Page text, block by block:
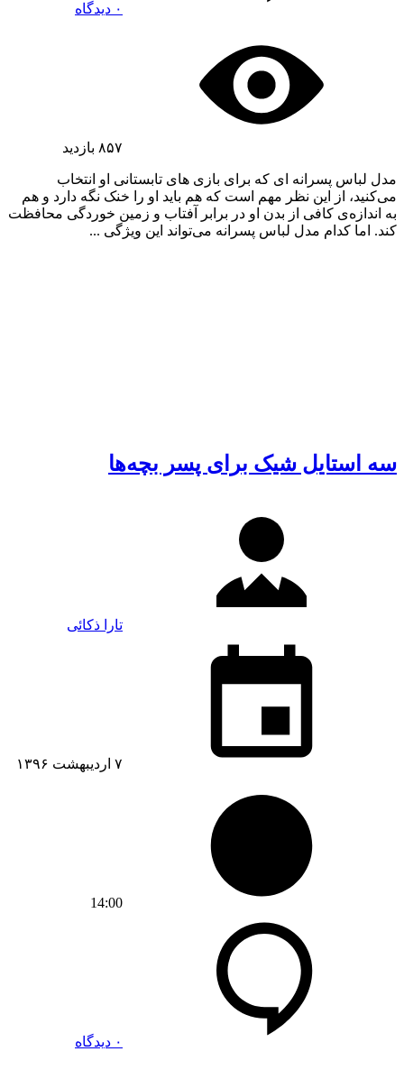
۰ دیدگاه
۸۵۷ بازدید
مدل لباس پسرانه ای که برای بازی های تابستانی او انتخاب
می‌کنید، از این نظر مهم است که هم باید او را خنک نگه دارد و هم
به اندازه‌ی کافی از بدن او در برابر آفتاب و زمین خوردگی محافظت
کند. اما کدام مدل لباس پسرانه می‌تواند این ویژگی‌ ...
سه استایل شیک برای پسر بچه‌ها
تارا ذکائی
۷ اردیبهشت ۱۳۹۶
14:00
۰ دیدگاه